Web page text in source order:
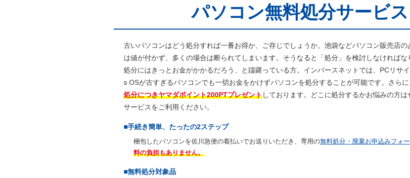
パソコン無料処分サービス
古いパソコンはどう処分すれば一番お得か、ご存じでしょうか。池袋などパソコン販売店
は値が付かず、多くの場合は断られてしまいます。そうなると「処分」を検討しなければな
処分にはきっとお金がかかるだろう、と躊躇っている方。インバースネットでは、PCリサ
s OSが古すぎるパソコンでも一切お金をかけずパソコンを処分することが可能です。さら
処分につきヤマダポイント200PTプレゼントしております。どこに処分するかお悩みの方
サービスをご利用ください。
■手続き簡単、たったの2ステップ
梱包したパソコンを佐川急便の着払いでお送りいただき、専用の無料処分・廃棄お申込みフォ
料の負担もありません。
■無料処分対象品